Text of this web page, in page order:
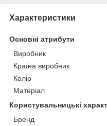
Характеристики
Основні атрибути
Виробник
Країна виробник
Колір
Матеріал
Користувальницькі
Бренд